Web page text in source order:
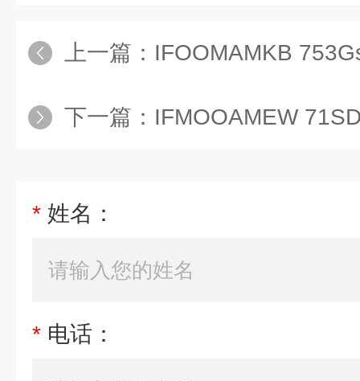
上一篇： IFOOMAMKB 753Gs水
下一篇： IFMOOAMEW
* 姓名：
* 电话：